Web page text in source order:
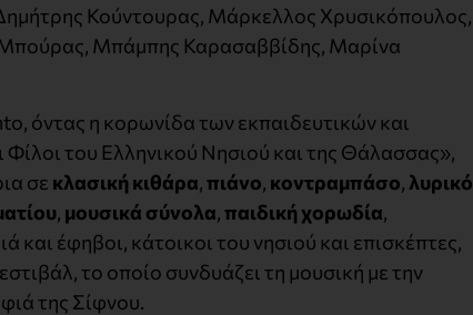
Κούντουρας, Μάρκελλος Χρυσικόπουλος,
Μπάμπης Καρασαββίδης, Μαρίνα
όντας η κορωνίδα των εκπαιδευτικών και
του Ελληνικού Νησιού και της Θάλασσας»,
σε κλασική κιθάρα,πιάνο, κοντραμπάσο, λυρικό
, μουσικά σύνολα,παιδική χορωδία,
και έφηβοι, κάτοικοι του νησιού και επισκέπτες,
το οποίο συνδυάζει τη μουσική με την
της Σίφνου.